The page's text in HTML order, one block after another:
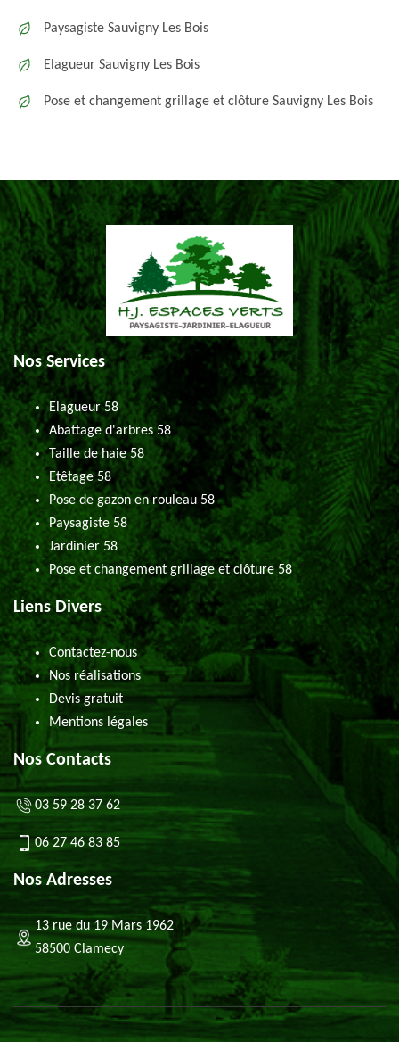
Paysagiste Sauvigny Les Bois
Elagueur Sauvigny Les Bois
Pose et changement grillage et clôture Sauvigny Les Bois
Nos Services
Elagueur 58
Abattage d'arbres 58
Taille de haie 58
Etêtage 58
Pose de gazon en rouleau 58
Paysagiste 58
Jardinier 58
Pose et changement grillage et clôture 58
Liens Divers
Contactez-nous
Nos réalisations
Devis gratuit
Mentions légales
Nos Contacts
03 59 28 37 62
06 27 46 83 85
Nos Adresses
13 rue du 19 Mars 1962
58500 Clamecy